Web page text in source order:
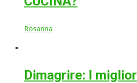
Rosanna
Dimagrire: I